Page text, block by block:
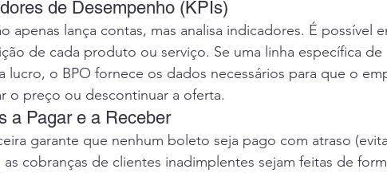
de Desempenho (KPIs)
apenas lança contas, mas analisa indicadores. É possível
de cada produto ou serviço. Se uma linha específica de
lucro, o BPO fornece os dados necessários para que o
o preço ou descontinuar a oferta.
a Pagar e a Receber
garante que nenhum boleto seja pago com atraso
cobranças de clientes inadimplentes sejam feitas de